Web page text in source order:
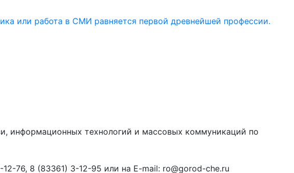
или работа в СМИ равняется первой древнейшей профессии.
информационных технологий и массовых коммуникаций по
76, 8 (83361) 3-12-95 или на E-mail: ro@gorod-che.ru